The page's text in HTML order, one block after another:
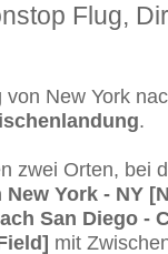
Flug,
von New York
.
zwei Orten, bei
York - NY
San Diego -
mit